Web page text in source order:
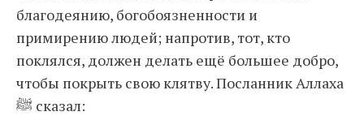
благодеянию, богобоязненности и
примирению людей; напротив, тот, кто
поклялся, должен делать ещё большее добро,
чтобы покрыть свою клятву. Посланник Аллаха
ﷺ сказал: